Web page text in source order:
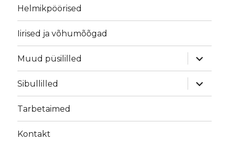
Helmikpöörised
Iirised ja võhumõõgad
Muud püsililled
laienda
Sibullilled
laienda
Tarbetaimed
Kontakt